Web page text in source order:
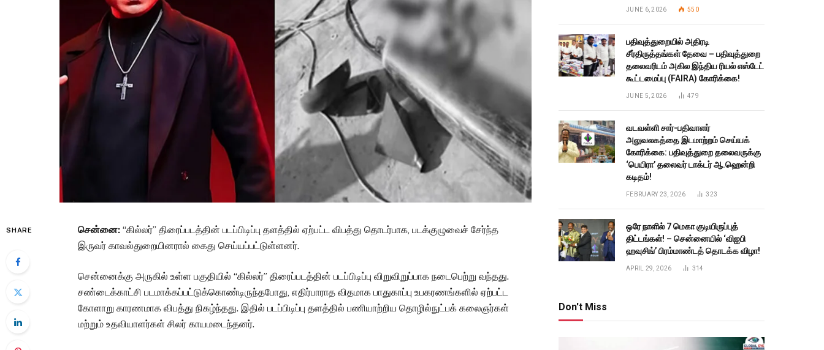
SHARE சென்னை: “கில்லர்” திரைப்படத்தின் படப்பிடிப்பு தளத்தில் ஏற்பட்ட விபத்து தொடர்பாக, படக்குழுவைச் சேர்ந்த
இருவர் காவல்துறையினரால் கைது செய்யப்பட்டுள்ளனர்.
சென்னைக்கு அருகில் உள்ள பகுதியில் “கில்லர்” திரைப்படத்தின் படப்பிடிப்பு விறுவிறுப்பாக நடைபெற்று வந்தது.
சண்டைக்காட்சி படமாக்கப்பட்டுக்கொண்டிருந்தபோது, எதிர்பாராத விதமாக பாதுகாப்பு உபகரணங்களில் ஏற்பட்ட
கோளாறு காரணமாக விபத்து நிகழ்ந்தது. இதில் படப்பிடிப்பு தளத்தில் பணியாற்றிய தொழில்நுட்பக் கலைஞர்கள்
மற்றும் உதவியாளர்கள் சிலர் காயமடைந்தனர்.
JUNE 6, 2026 550
பதிவுத்துறையில் அதிரடி
சீர்திருத்தங்கள் தேவை – பதிவுத்துறை
தலைவரிடம் அகில இந்திய ரியல் எஸ்டேட்
கூட்டமைப்பு (FAIRA) கோரிக்கை!
JUNE 5, 2026 479
வடவள்ளி சார்-பதிவாளர்
அலுவலகத்தை இடமாற்றம் செய்யக்
கோரிக்கை: பதிவுத்துறை தலைவருக்கு
‘பெயிரா’ தலைவர் டாக்டர் ஆ.ஹென்றி
கடிதம்!
FEBRUARY 23, 2026 323
ஒரே நாளில் 7 மெகா குடியிருப்புத்
திட்டங்கள்! – சென்னையில் ‘விஐபி
ஹவுசிங்’ பிரம்மாண்டத் தொடக்க விழா!
APRIL 29, 2026 314
Don't Miss